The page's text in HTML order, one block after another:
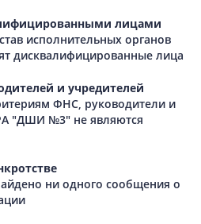
лицами
исполнительных органов
дисквалифицированные лица
и учредителей
ФНС, руководители и
"ДШИ №3" не являются
ни одного сообщения о